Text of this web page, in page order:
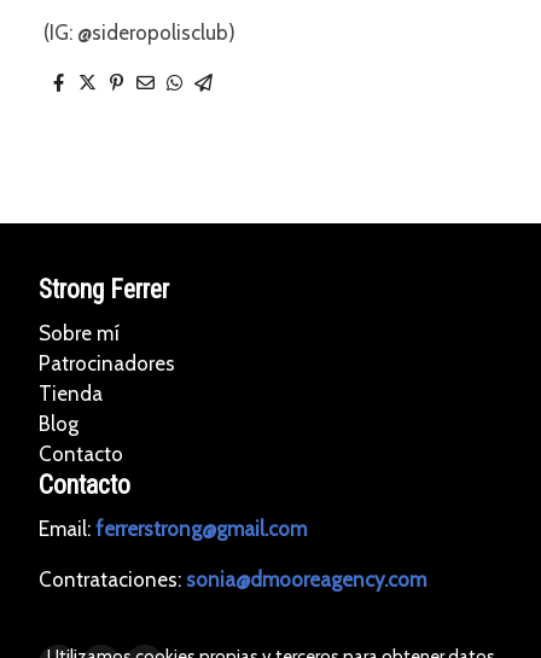
(IG: @sideropolisclub)
Strong Ferrer
Sobre mí
Patrocinadores
Tienda
Blog
Contacto
Contacto
Email: ferrerstrong@gmail.com
Contrataciones: sonia@dmooreagency.com